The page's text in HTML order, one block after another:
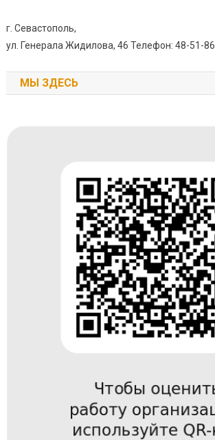
г. Севастополь,
ул. Генерала Жидилова, 46 Телефон: 48-51-86
МЫ ЗДЕСЬ